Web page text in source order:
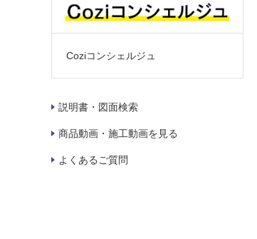
Coziコンシェルジュ
説明書・図面検索
商品動画・施工動画を見る
よくあるご質問